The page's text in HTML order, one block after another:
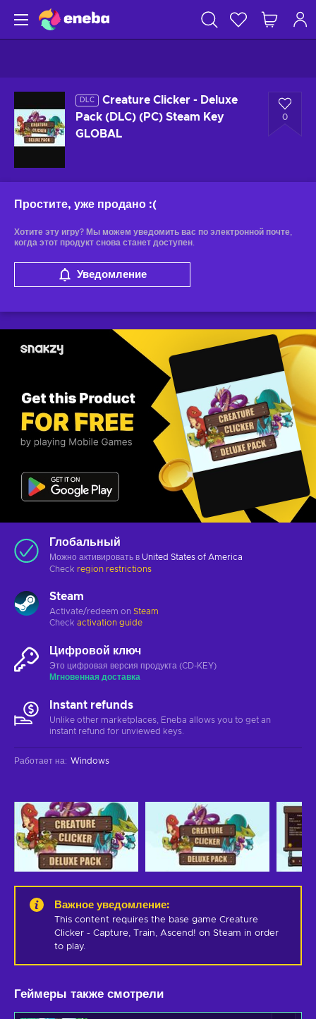
DLC
Creature Clicker - Deluxe
Pack (DLC) (PC) Steam Key
GLOBAL
0
Простите, уже продано :(
Хотите эту игру? Мы можем уведомить вас по электронной почте,
когда этот продукт снова станет доступен.
Уведомление
Глобальный
Можно активировать в United States of America
Check region restrictions
Steam
Activate/redeem on Steam
Check activation guide
Цифровой ключ
Это цифровая версия продукта (CD-KEY)
Мгновенная доставка
Instant refunds
Unlike other marketplaces, Eneba allows you to get an
instant refund for unviewed keys.
Работает на: Windows
Важное уведомление:
This content requires the base game Creature
Clicker - Capture, Train, Ascend! on Steam in order
to play.
Геймеры также смотрели